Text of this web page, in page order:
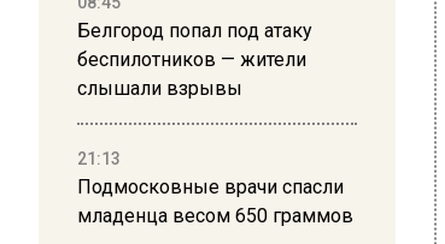
Белгород попал под атаку
беспилотников — жители
слышали взрывы
21:13
Подмосковные врачи спасли
младенца весом 650 граммов